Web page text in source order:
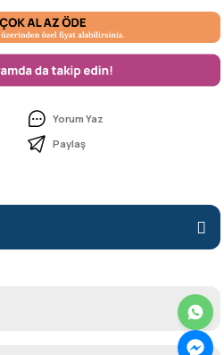
Yorum Yaz
Paylaş